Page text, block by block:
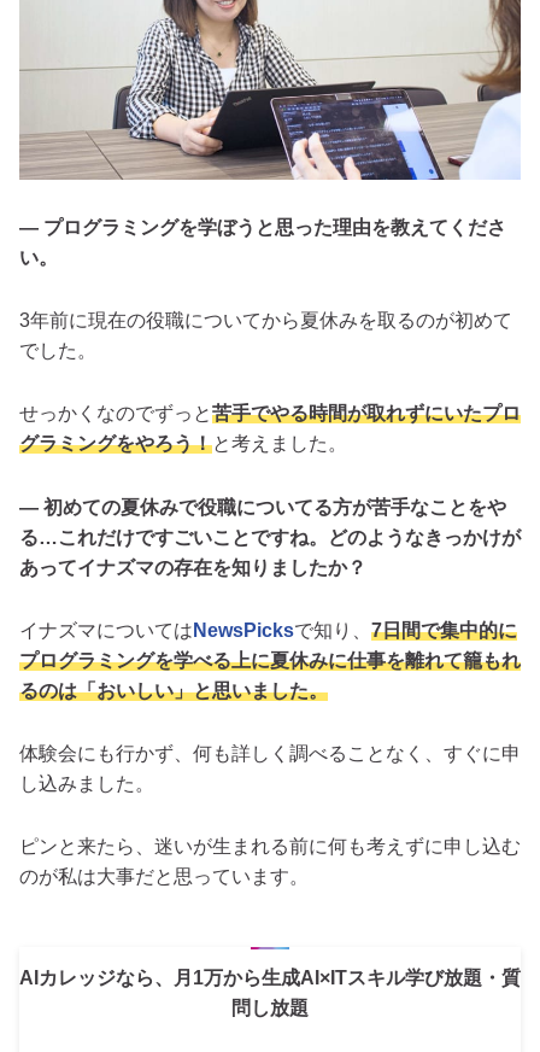
— プログラミングを学ぼうと思った理由を教えてくださ
い。
3年前に現在の役職についてから夏休みを取るのが初めて
でした。
せっかくなのでずっと苦手でやる時間が取れずにいたプロ
グラミングをやろう！と考えました。
— 初めての夏休みで役職についてる方が苦手なことをや
る…これだけですごいことですね。どのようなきっかけが
あってイナズマの存在を知りましたか？
イナズマについては NewsPicksで知り、 7日間で集中的に
プログラミングを学べる上に夏休みに仕事を離れて籠もれ
るのは「おいしい」と思いました。
体験会にも行かず、何も詳しく調べることなく、すぐに申
し込みました。
ピンと来たら、迷いが生まれる前に何も考えずに申し込む
のが私は大事だと思っています。
AIカレッジなら、月1万から生成AI×ITスキル学び放題・質
問し放題